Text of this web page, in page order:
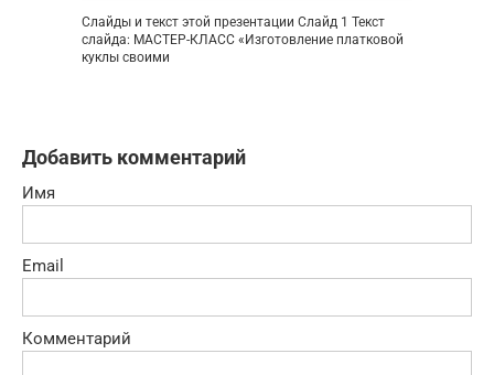
Слайды и текст этой презентации Слайд 1 Текст
слайда: МАСТЕР-КЛАСС «Изготовление платковой
куклы своими
Добавить комментарий
Имя
Email
Комментарий